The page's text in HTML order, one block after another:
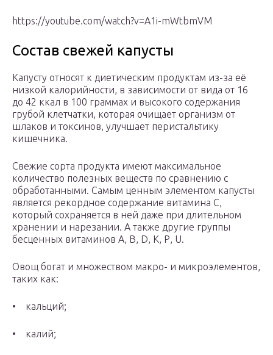
https://youtube.com/watch?v=A1i-mWtbmVM
Состав свежей капусты
Капусту относят к диетическим продуктам из-за её
низкой калорийности, в зависимости от вида от 16
до 42 ккал в 100 граммах и высокого содержания
грубой клетчатки, которая очищает организм от
шлаков и токсинов, улучшает перистальтику
кишечника.
Свежие сорта продукта имеют максимальное
количество полезных веществ по сравнению с
обработанными. Самым ценным элементом капусты
является рекордное содержание витамина С,
который сохраняется в ней даже при длительном
хранении и нарезании. А также другие группы
бесценных витаминов А, В, D, К, Р, U.
Овощ богат и множеством макро- и микроэлементов,
таких как:
• кальций;
• калий;